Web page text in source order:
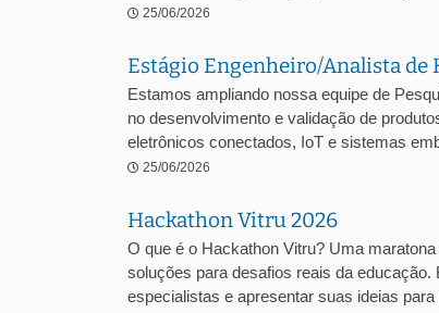
25/06/2026
Estágio Engenheiro/Analista de
Estamos ampliando nossa equipe de
no desenvolvimento e validação de
eletrônicos conectados, IoT e sistemas
25/06/2026
Hackathon Vitru 2026
O que é o Hackathon Vitru? Uma
soluções para desafios reais da
especialistas e apresentar suas ideias para